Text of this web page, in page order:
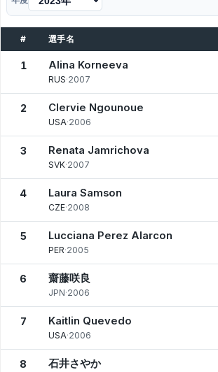
# 選手名
1 Alina Korneeva
RUS·2007
2 Clervie Ngounoue
USA·2006
3 Renata Jamrichova
SVK·2007
4 Laura Samson
CZE·2008
5 Lucciana Perez Alarcon
PER·2005
6 齋藤咲良
JPN·2006
7 Kaitlin Quevedo
USA·2006
8 石井さやか